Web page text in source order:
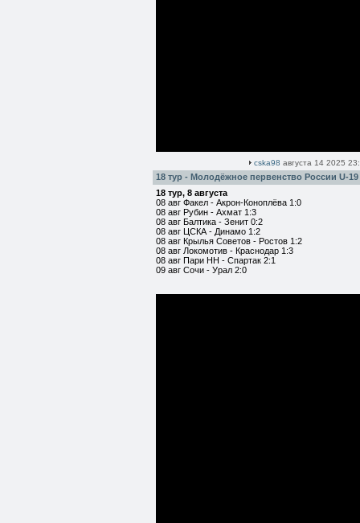
cska98 августа 14 2025
18 тур - Молодёжное первенство России U-19
18 тур, 8 августа
08 авг Факел - Акрон-Коноплёва 1:0
08 авг Рубин - Ахмат 1:3
08 авг Балтика - Зенит 0:2
08 авг ЦСКА - Динамо 1:2
08 авг Крылья Советов - Ростов 1:2
08 авг Локомотив - Краснодар 1:3
08 авг Пари НН - Спартак 2:1
09 авг Сочи - Урал 2:0